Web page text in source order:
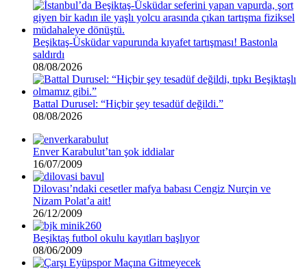
Beşiktaş-Üsküdar vapurunda kıyafet tartışması! Bastonla
saldırdı
08/08/2026
Battal Durusel: “Hiçbir şey tesadüf değildi.”
08/08/2026
Enver Karabulut’tan şok iddialar
16/07/2009
Dilovası’ndaki cesetler mafya babası Cengiz Nurçin ve
Nizam Polat’a ait!
26/12/2009
Beşiktaş futbol okulu kayıtları başlıyor
08/06/2009